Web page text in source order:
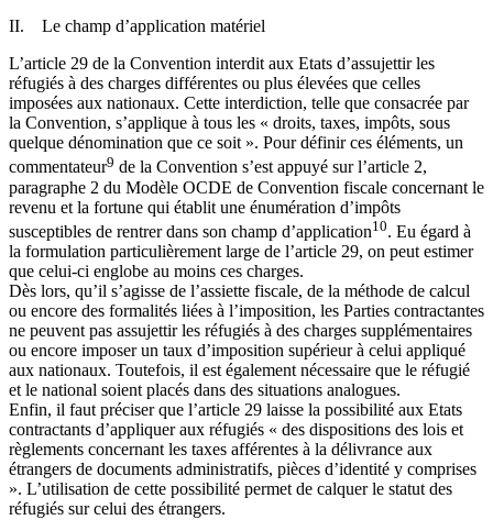
II. Le champ d’application matériel
L’article 29 de la Convention interdit aux Etats d’assujettir les
réfugiés à des charges différentes ou plus élevées que celles
imposées aux nationaux. Cette interdiction, telle que consacrée par
la Convention, s’applique à tous les « droits, taxes, impôts, sous
quelque dénomination que ce soit ». Pour définir ces éléments, un
commentateur9 de la Convention s’est appuyé sur l’article 2,
paragraphe 2 du Modèle OCDE de Convention fiscale concernant le
revenu et la fortune qui établit une énumération d’impôts
susceptibles de rentrer dans son champ d’application10. Eu égard à
la formulation particulièrement large de l’article 29, on peut estimer
que celui-ci englobe au moins ces charges.
Dès lors, qu’il s’agisse de l’assiette fiscale, de la méthode de calcul
ou encore des formalités liées à l’imposition, les Parties contractantes
ne peuvent pas assujettir les réfugiés à des charges supplémentaires
ou encore imposer un taux d’imposition supérieur à celui appliqué
aux nationaux. Toutefois, il est également nécessaire que le réfugié
et le national soient placés dans des situations analogues.
Enfin, il faut préciser que l’article 29 laisse la possibilité aux Etats
contractants d’appliquer aux réfugiés « des dispositions des lois et
règlements concernant les taxes afférentes à la délivrance aux
étrangers de documents administratifs, pièces d’identité y comprises
». L’utilisation de cette possibilité permet de calquer le statut des
réfugiés sur celui des étrangers.